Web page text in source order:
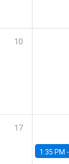
10
17
1:35 PM -